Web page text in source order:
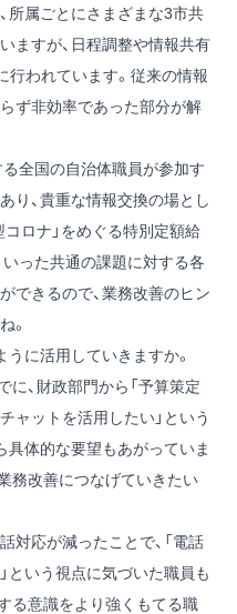
所属ごとにさまざまな3市共
ますが、日程調整や情報共有
行われています。従来の情報
ず非効率であった部分が解
る全国の自治体職員が参加す
り、貴重な情報交換の場とし
ロナ」をめぐる特別定額給
った共通の課題に対する各
できるので、業務改善のヒン
。
に活用していきますか。
、財政部門から「予算策定
ャットを活用したい」という
具体的な要望もあがっていま
務改善につなげていきたい
応が減ったことで、「電話
という視点に気づいた職員も
る意識をより強くもてる職